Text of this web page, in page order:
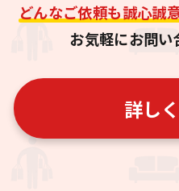
どんなご依頼も誠心誠
お気軽にお問い
詳し